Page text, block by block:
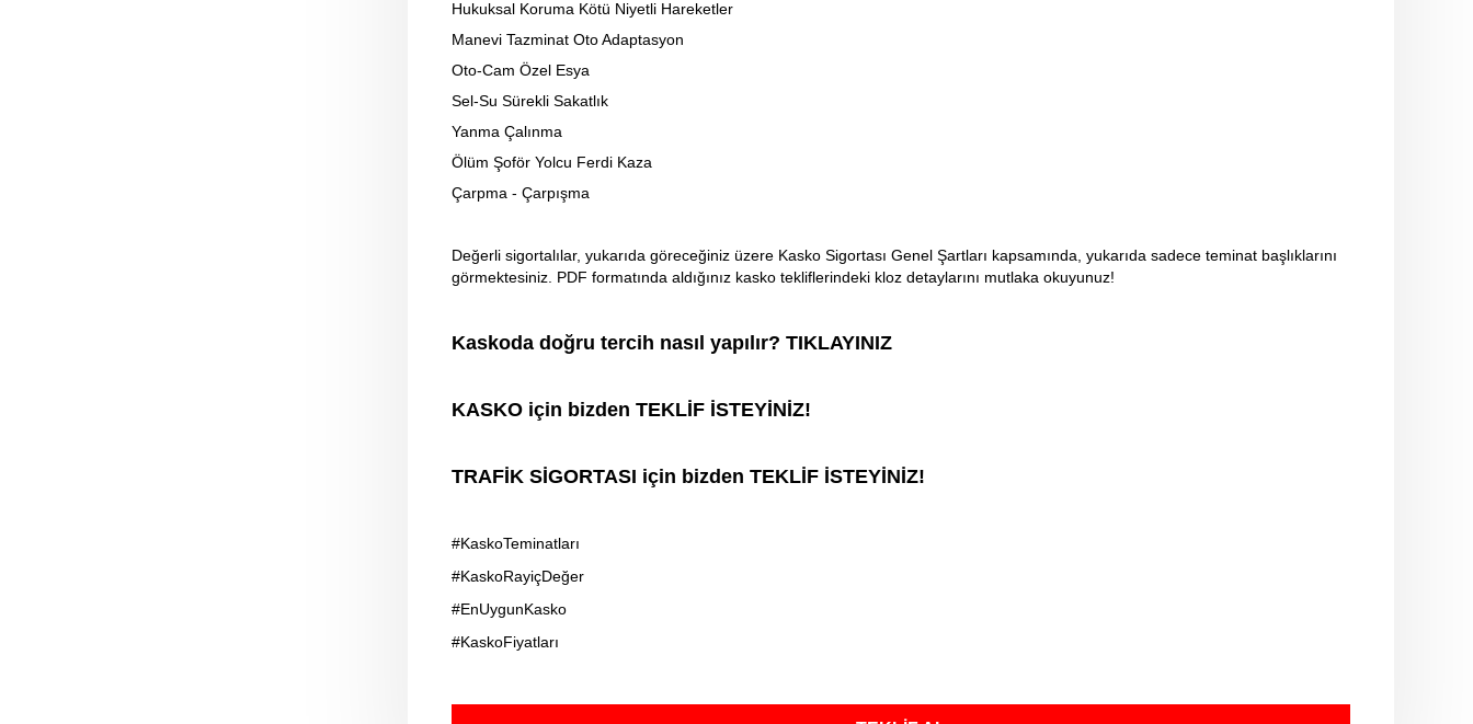
Hukuksal Koruma Kötü Niyetli Hareketler
Manevi Tazminat Oto Adaptasyon
Oto-Cam Özel Esya
Sel-Su Sürekli Sakatlık
Yanma Çalınma
Ölüm Şoför Yolcu Ferdi Kaza
Çarpma - Çarpışma
Değerli sigortalılar, yukarıda göreceğiniz üzere Kasko Sigortası Genel Şartları kapsamında, yukarıda sadece teminat başlıklarını
görmektesiniz. PDF formatında aldığınız kasko tekliflerindeki kloz detaylarını mutlaka okuyunuz!
Kaskoda doğru tercih nasıl yapılır? TIKLAYINIZ
KASKO için bizden TEKLİF İSTEYİNİZ!
TRAFİK SİGORTASI için bizden TEKLİF İSTEYİNİZ!
#KaskoTeminatları
#KaskoRayiçDeğer
#EnUygunKasko
#KaskoFiyatları